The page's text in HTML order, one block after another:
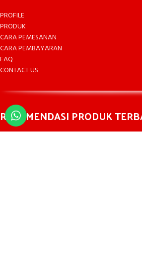
PROFILE
PRODUK
CARA PEMESANAN
CARA PEMBAYARAN
FAQ
CONTACT US
REKOMENDASI PRODUK